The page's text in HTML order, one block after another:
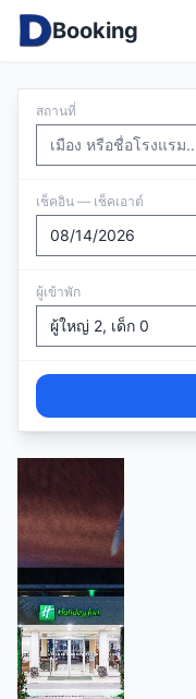
Booking
สถานที่
เช็คอิน — เช็คเอาต์
ผู้เข้าพัก